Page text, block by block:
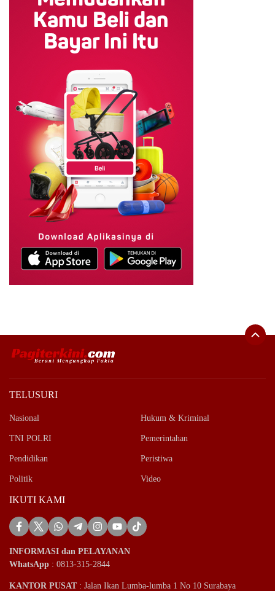
TELUSURI
Nasional Hukum & Kriminal
TNI POLRI Pemerintahan
Pendidikan Peristiwa
Politik Video
IKUTI KAMI
INFORMASI dan PELAYANAN
WhatsApp : 0813-315-2844
KANTOR PUSAT: Jalan Ikan Lumba-lumba 1 No 10 Surabaya